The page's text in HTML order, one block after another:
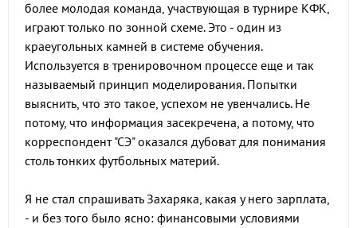
более молодая команда, участвующая в турнире КФК,
играют только по зонной схеме. Это - один из
краеугольных камней в системе обучения.
Используется в тренировочном процессе еще и так
называемый принцип моделирования. Попытки
выяснить, что это такое, успехом не увенчались. Не
потому, что информация засекречена, а потому, что
корреспондент "СЭ" оказался дубоват для понимания
столь тонких футбольных материй.
Я не стал спрашивать Захаряка, какая у него зарплата,
- и без того было ясно: финансовыми условиями